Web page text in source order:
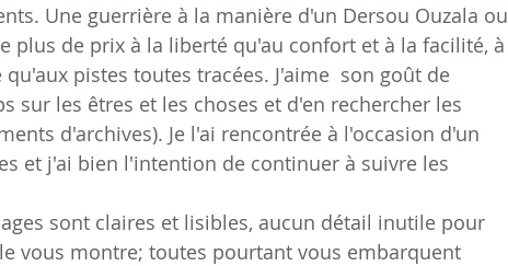
Une guerrière à la manière d'un Dersou Ouzala ou
plus de prix à la liberté qu'au confort et à la facilité, à
pistes toutes tracées. J'aime  son goût de
sur les êtres et les choses et d'en rechercher les
d'archives). Je l'ai rencontrée à l'occasion d'un
et j'ai bien l'intention de continuer à suivre les
sont claires et lisibles, aucun détail inutile pour
vous montre; toutes pourtant vous embarquent